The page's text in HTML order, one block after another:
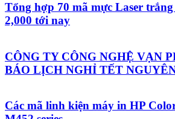
Tổng hợp 70 mã mực Laser
2,000 tới nay
CÔNG TY CÔNG NGHỆ VẠN
BÁO LỊCH NGHỈ TẾT
Các mã linh kiện máy in HP